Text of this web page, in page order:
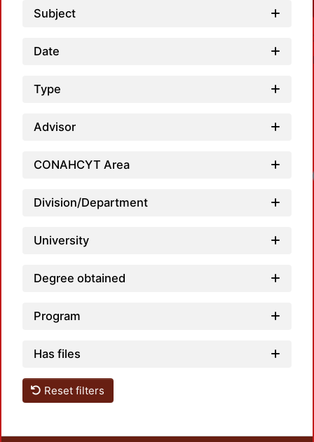
Subject
Date
Type
Advisor
CONAHCYT Area
Division/Department
University
Degree obtained
Program
Has files
Reset filters